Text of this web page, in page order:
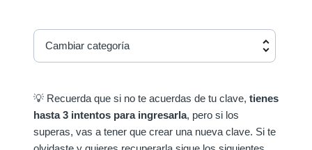
Cambiar categoría
💡 Recuerda que si no te acuerdas de tu clave, tienes
hasta 3 intentos para ingresarla, pero si los
superas, vas a tener que crear una nueva clave. Si te